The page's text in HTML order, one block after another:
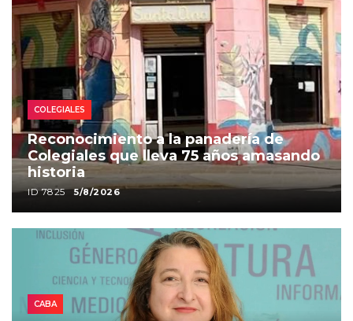
COLEGIALES
Reconocimiento a la panadería de
Colegiales que lleva 75 años amasando
historia
ID 7825 5/8/2026
CABA